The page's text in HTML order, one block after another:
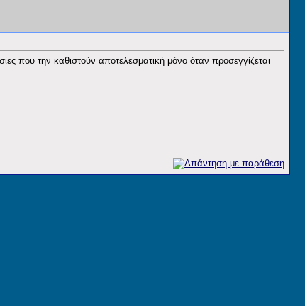
που την καθιστούν αποτελεσματική μόνο όταν προσεγγίζεται